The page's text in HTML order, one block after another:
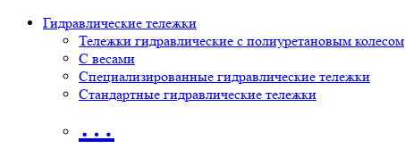
Гидравлические тележки
Тележки гидравлические с полиуретановым колесом
С весами
Специализированные гидравлические тележки
Стандартные гидравлические тележки
…